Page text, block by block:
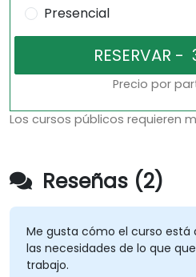
Presencial
Precio por
Los cursos públicos requieren
Reseñas (2)
Me gusta cómo el curso está
las necesidades de lo que
trabajo.